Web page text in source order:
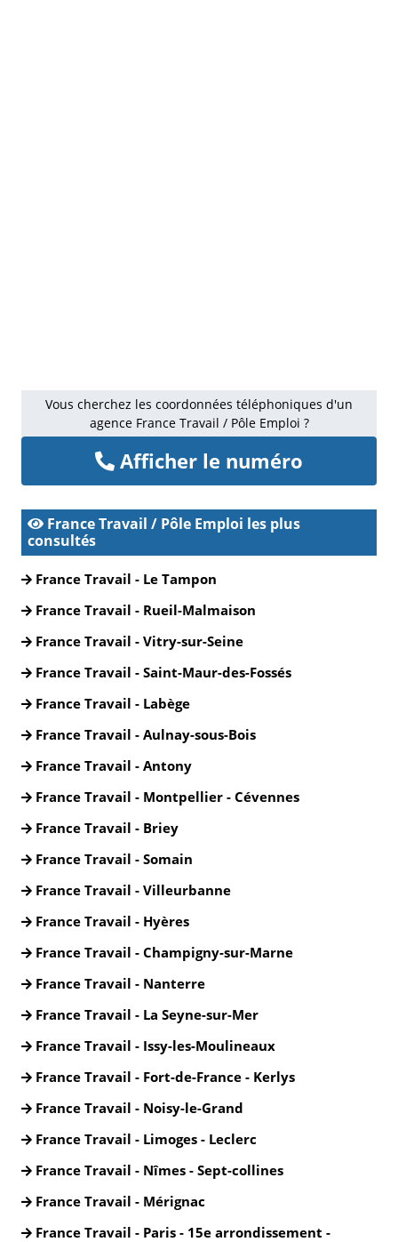
Vous cherchez les coordonnées téléphoniques d'un
agence France Travail / Pôle Emploi ?
Afficher le numéro
France Travail / Pôle Emploi les plus
consultés
France Travail - Le Tampon
France Travail - Rueil-Malmaison
France Travail - Vitry-sur-Seine
France Travail - Saint-Maur-des-Fossés
France Travail - Labège
France Travail - Aulnay-sous-Bois
France Travail - Antony
France Travail - Montpellier - Cévennes
France Travail - Briey
France Travail - Somain
France Travail - Villeurbanne
France Travail - Hyères
France Travail - Champigny-sur-Marne
France Travail - Nanterre
France Travail - La Seyne-sur-Mer
France Travail - Issy-les-Moulineaux
France Travail - Fort-de-France - Kerlys
France Travail - Noisy-le-Grand
France Travail - Limoges - Leclerc
France Travail - Nîmes - Sept-collines
France Travail - Mérignac
France Travail - Paris - 15e arrondissement -